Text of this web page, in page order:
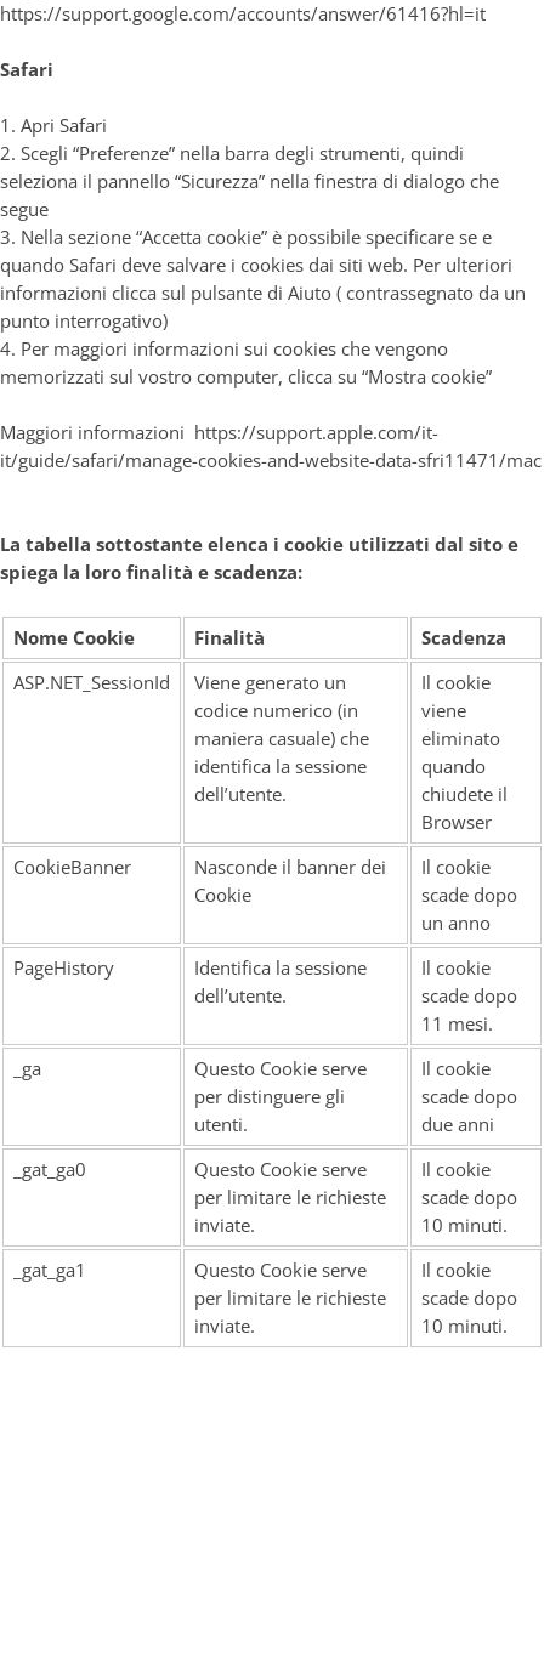
https://support.google.com/accounts/answer/61416?hl=it
Safari
1. Apri Safari
2. Scegli “Preferenze” nella barra degli strumenti, quindi
seleziona il pannello “Sicurezza” nella finestra di dialogo che
segue
3. Nella sezione “Accetta cookie” è possibile specificare se e
quando Safari deve salvare i cookies dai siti web. Per ulteriori
informazioni clicca sul pulsante di Aiuto ( contrassegnato da un
punto interrogativo)
4. Per maggiori informazioni sui cookies che vengono
memorizzati sul vostro computer, clicca su “Mostra cookie”
Maggiori informazioni https://support.apple.com/it-
it/guide/safari/manage-cookies-and-website-data-sfri11471/mac
La tabella sottostante elenca i cookie utilizzati dal sito e
spiega la loro finalità e scadenza:
Nome Cookie Finalità
Scadenza
ASP.NET_SessionId
Viene generato un
codice numerico (in
maniera casuale) che
identifica la sessione
dell’utente.
Il cookie
viene
eliminato
quando
chiudete il
Browser
CookieBanner
Nasconde il banner dei
Cookie
Il cookie
scade dopo
un anno
PageHistory
Identifica la sessione
dell’utente.
Il cookie
scade dopo
11 mesi.
_ga
Questo Cookie serve
per distinguere gli
utenti.
Il cookie
scade dopo
due anni
_gat_ga0
Questo Cookie serve
per limitare le richieste
inviate.
Il cookie
scade dopo
10 minuti.
_gat_ga1
Questo Cookie serve
per limitare le richieste
inviate.
Il cookie
scade dopo
10 minuti.